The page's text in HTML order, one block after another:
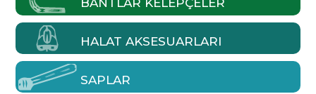
BANTLAR KELEPÇELER
HALAT AKSESUARLARI
SAPLAR